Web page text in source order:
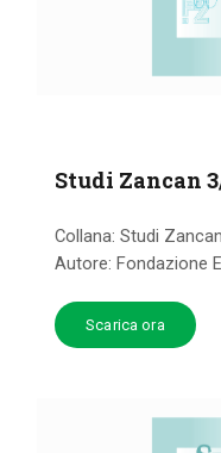
Studi Zancan
Collana: Studi
Autore: Fondazione
Scarica ora